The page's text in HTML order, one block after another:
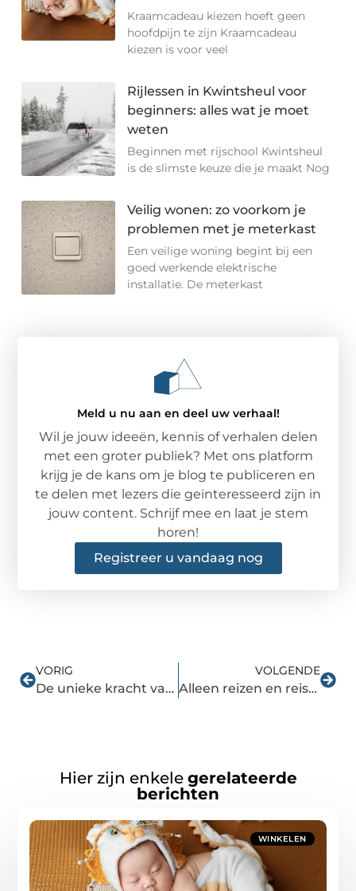
Kraamcadeau kiezen hoeft geen
hoofdpijn te zijn Kraamcadeau
kiezen is voor veel
Rijlessen in Kwintsheul voor
beginners: alles wat je moet
weten
Beginnen met rijschool Kwintsheul
is de slimste keuze die je maakt Nog
Veilig wonen: zo voorkom je
problemen met je meterkast
Een veilige woning begint bij een
goed werkende elektrische
installatie. De meterkast
Meld u nu aan en deel uw verhaal!
Wil je jouw ideeën, kennis of verhalen delen
met een groter publiek? Met ons platform
krijg je de kans om je blog te publiceren en
te delen met lezers die geïnteresseerd zijn in
jouw content. Schrijf mee en laat je stem
horen!
Registreer u vandaag nog
VORIG
De unieke kracht van hoogwaardige NK meststof
VOLGENDE
Alleen reizen en reisverzekeringen vergelijken: lees er hier alles over
Hier zijn enkele gerelateerde
berichten
WINKELEN